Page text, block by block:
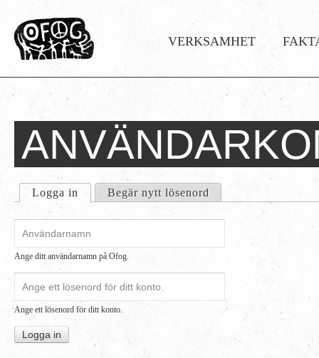
Huvudmeny
VERKSAMHET
Du
är
här
Hem
›
Logga
in
Primära flikar
Logga in (aktiv flik)Begär nytt lösenord
Användarnamn
*
Ange ditt användarnamn på Ofog.
Lösenord
*
Ange ett lösenord för ditt konto.